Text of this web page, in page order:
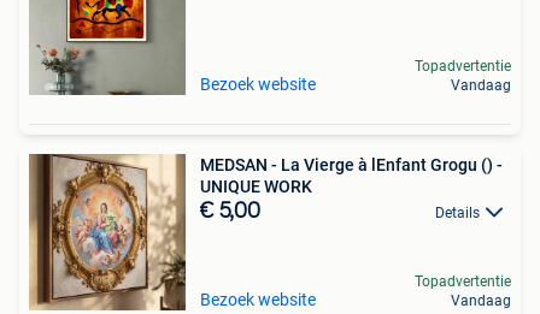
Bezoek website
Topadvertentie
Vandaag
MEDSAN - La Vierge à lEnfant Grogu () -
UNIQUE WORK
€ 5,00 Details
Bezoek website
Topadvertentie
Vandaag